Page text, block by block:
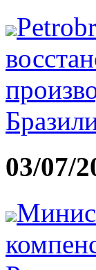
03/07/